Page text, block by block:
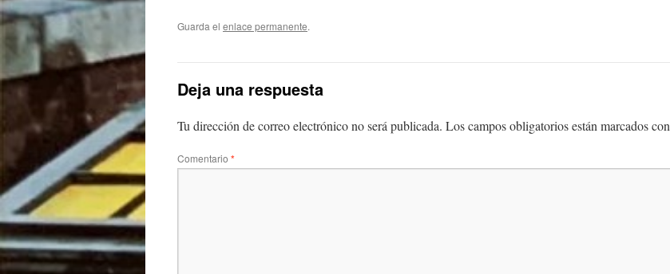
Guarda el enlace permanente.
Deja una respuesta
Tu dirección de correo electrónico no será publicada. Los campos obligatorios están marcados con
Comentario *